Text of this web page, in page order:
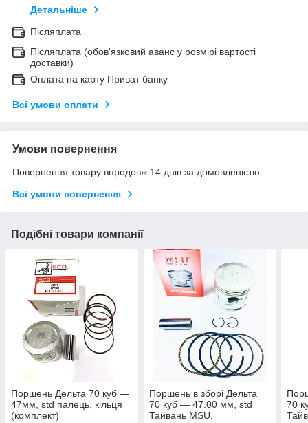
Детальніше
Післяплата
Післяплата (обов'язковий аванс у розмірі вартості
доставки)
Оплата на карту Приват банку
Всі умови оплати
Умови повернення
Повернення товару впродовж 14 днів за домовленістю
Всі умови повернення
Подібні товари компанії
Поршень Дельта 70 куб —
47мм, std палець, кільця
(комплект)
Поршень в зборі Дельта
70 куб — 47.00 мм, std
Тайвань MSU.
70